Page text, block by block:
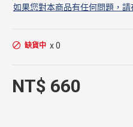
如果您對本商品有任何問題，請
NT$ 660
缺貨中 x 0